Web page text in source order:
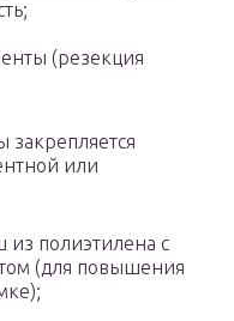
(резекция
закрепляется
или
полиэтилена с
(для повышения